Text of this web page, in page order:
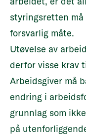
styringsretten må
forsvarlig måte.
Utøvelse av
derfor visse krav
Arbeidsgiver må
endring i
grunnlag som
på